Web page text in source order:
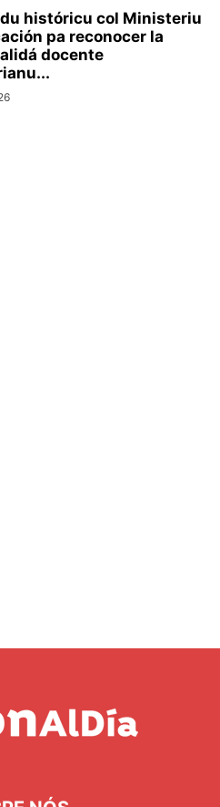
históricu col Ministeriu
pa reconocer la
docente